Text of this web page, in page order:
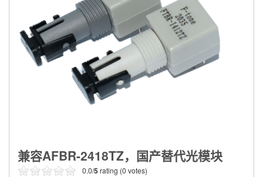
兼容AFBR-2418TZ，国产替代光模块
0.0/5rating (0 votes)